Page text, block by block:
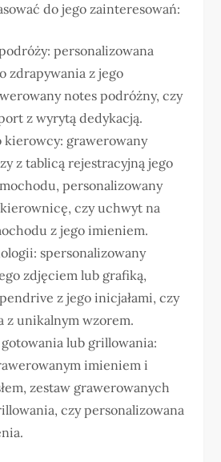
do jego zainteresowań:
personalizowana
zdrapywania z jego
notes podróżny, czy
z wyrytą dedykacją.
kierowcy: grawerowany
z tablicą rejestracyjną jego
personalizowany
czy uchwyt na
z jego imieniem.
spersonalizowany
zdjęciem lub grafiką,
z jego inicjałami, czy
z unikalnym wzorem.
lub grillowania:
imieniem i
zestaw grawerowanych
czy personalizowana